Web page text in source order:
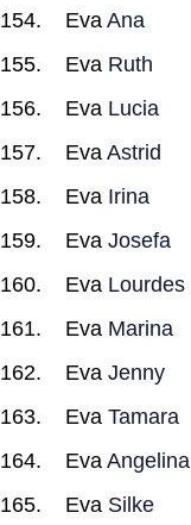
Eva Ana
Eva Ruth
Eva Lucia
Eva Astrid
Eva Irina
Eva Josefa
Eva Lourdes
Eva Marina
Eva Jenny
Eva Tamara
Eva Angelina
Eva Silke